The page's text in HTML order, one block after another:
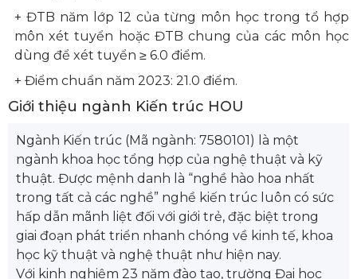
+ ĐTB năm lớp 12 của từng môn học trong tổ hợp
môn xét tuyển hoặc ĐTB chung của các môn học
dùng để xét tuyển ≥ 6.0 điểm.
+ Điểm chuẩn năm 2023: 21.0 điểm.
Giới thiệu ngành Kiến trúc HOU
Ngành Kiến trúc (Mã ngành: 7580101) là một
ngành khoa học tổng hợp của nghệ thuật và kỹ
thuật. Được mệnh danh là “nghề hào hoa nhất
trong tất cả các nghề” nghề kiến trúc luôn có sức
hấp dẫn mãnh liệt đối với giới trẻ, đặc biệt trong
giai đoạn phát triển nhanh chóng về kinh tế, khoa
học kỹ thuật và nghệ thuật như hiện nay.
Với kinh nghiệm 23 năm đào tạo, trường Đại học